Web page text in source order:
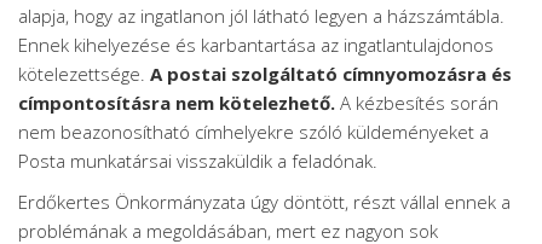
alapja, hogy az ingatlanon jól látható legyen a házszámtábla.
Ennek kihelyezése és karbantartása az ingatlantulajdonos
kötelezettsége. A postai szolgáltató címnyomozásra és
címpontosításra nem kötelezhető. A kézbesítés során
nem beazonosítható címhelyekre szóló küldeményeket a
Posta munkatársai visszaküldik a feladónak.
Erdőkertes Önkormányzata úgy döntött, részt vállal ennek a
problémának a megoldásában, mert ez nagyon sok